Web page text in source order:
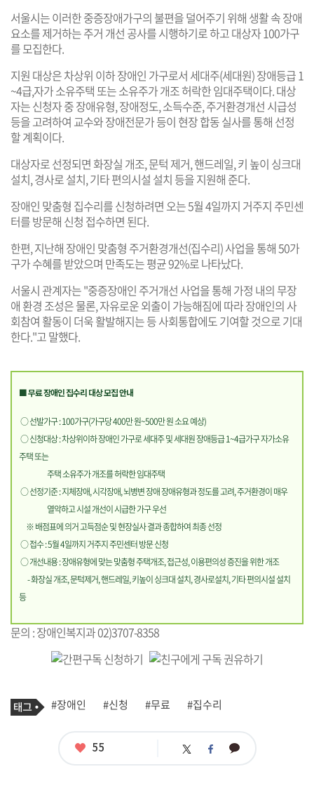
서울시는 이러한 중증장애가구의 불편을 덜어주기 위해 생활 속 장애
요소를 제거하는 주거 개선 공사를 시행하기로 하고 대상자 100가구
를 모집한다.
지원 대상은 차상위 이하 장애인 가구로서 세대주(세대원) 장애등급 1
~4급,자가 소유주택 또는 소유주가 개조 허락한 임대주택이다. 대상
자는 신청자 중 장애유형, 장애정도, 소득수준, 주거환경개선 시급성
등을 고려하여 교수와 장애전문가 등이 현장 합동 실사를 통해 선정
할 계획이다.
대상자로 선정되면 화장실 개조, 문턱 제거, 핸드레일, 키 높이 싱크대
설치, 경사로 설치, 기타 편의시설 설치 등을 지원해 준다.
장애인 맞춤형 집수리를 신청하려면 오는 5월 4일까지 거주지 주민센
터를 방문해 신청 접수하면 된다.
한편, 지난해 장애인 맞춤형 주거환경개선(집수리) 사업을 통해 50가
구가 수혜를 받았으며 만족도는 평균 92%로 나타났다.
서울시 관계자는 "중증장애인 주거개선 사업을 통해 가정 내의 무장
애 환경 조성은 물론, 자유로운 외출이 가능해짐에 따라 장애인의 사
회참여 활동이 더욱 활발해지는 등 사회통합에도 기여할 것으로 기대
한다."고 말했다.
■ 무료 장애인 집수리 대상 모집 안내
○ 선발가구 : 100가구(가구당 400만 원~500만 원 소요 예상)
○ 신청대상 : 차상위이하 장애인 가구로 세대주 및 세대원 장애등급 1~4급가구 자가소유
주택 또는
주택 소유주가 개조를 허락한 임대주택
○ 선정기준 : 지체장애, 시각장애, 뇌병변 장애 장애유형과 정도를 고려, 주거환경이 매우
열악하고 시설 개선이 시급한 가구 우선
※ 배점표에 의거 고득점순 및 현장실사 결과 종합하여 최종 선정
○ 접수 : 5월 4일까지 거주지 주민센터 방문 신청
○ 개선내용 : 장애유형에 맞는 맞춤형 주택개조, 접근성, 이용편의성 증진을 위한 개조
- 화장실 개조, 문턱제거, 핸드레일, 키높이 싱크대 설치, 경사로설치, 기타 편의시설 설치
등
문의 : 장애인복지과 02)3707-8358
기
사
태
그
#장애인 #신청 #무료 #집수리
좋
55 트 페 카